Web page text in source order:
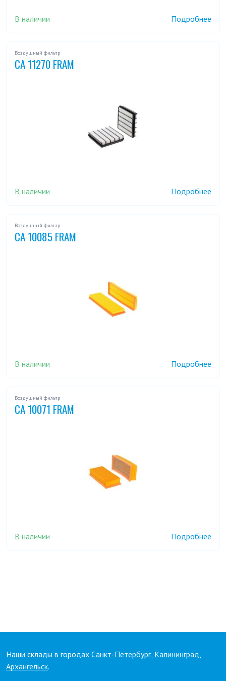
В наличии Подробнее
Воздушный фильтр
CA 11270 FRAM
В наличии Подробнее
Воздушный фильтр
CA 10085 FRAM
В наличии Подробнее
Воздушный фильтр
CA 10071 FRAM
В наличии Подробнее
Наши склады в городах Санкт-Петербург, Калининград,
Архангельск.